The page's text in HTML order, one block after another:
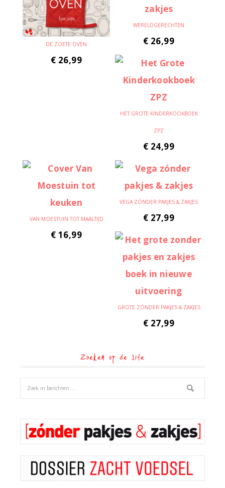
DE ZOETE OVEN
€ 26,99
WERELDGERECHTEN
€ 26,99
HET GROTE KINDERKOOKBOEK
ZPZ
€ 24,99
VAN MOESTUIN TOT MAALTIJD
€ 16,99
VEGA ZÓNDER PAKJES & ZAKJES
€ 27,99
GROTE ZÓNDER PAKJES & ZAKJES
€ 27,99
Zoeken op de site